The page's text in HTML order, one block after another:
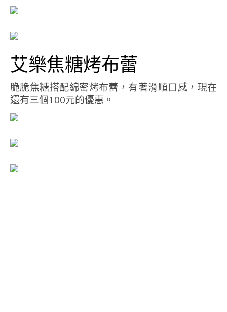
艾樂焦糖烤布蕾
脆脆焦糖搭配綿密烤布蕾，有著滑順口感，現在
還有三個100元的優惠。